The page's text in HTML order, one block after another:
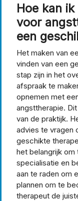
Hoe kan
voor
een
Het maken van
vinden van een
stap zijn in het
afspraak te
opnemen met
angsttherapie.
van de praktijk.
advies te vragen
geschikte
het belangrijk om
specialisatie en
aan te raden om
plannen om te
therapeut de